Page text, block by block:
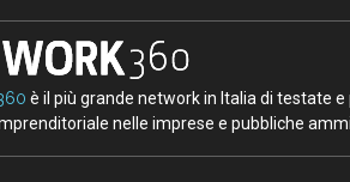
è il più grande network in Italia di testate
nelle imprese e pubbliche